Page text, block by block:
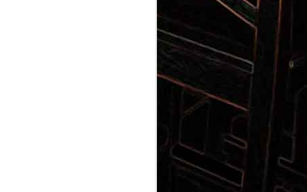
Panna cotta au coulis de kiwi